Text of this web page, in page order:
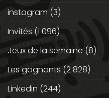
instagram (3)
Invités (1 096)
Jeux de la semaine (8)
Les gagnants (2 828)
Linkedin (244)